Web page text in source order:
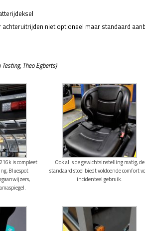
niet optioneel maar standaard
Theo Egberts)
is compleet
Bluespot
Ook al is de gewichtsinstelling matig, de
standaard stoel biedt voldoende comfort
incidenteel gebruik.